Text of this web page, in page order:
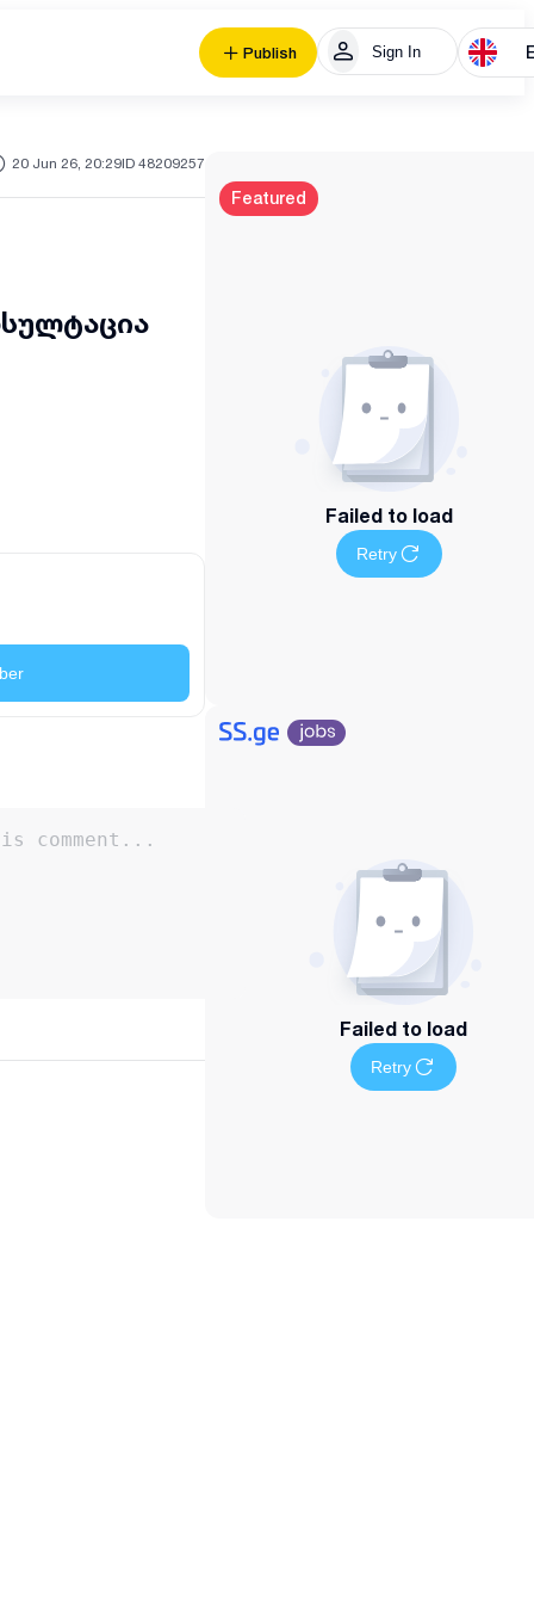
Publish Sign In
20 Jun 26, 20:29ID 48209257
Featured
Failed to load
Retry
Failed to load
Retry